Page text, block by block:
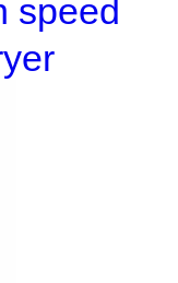
speed